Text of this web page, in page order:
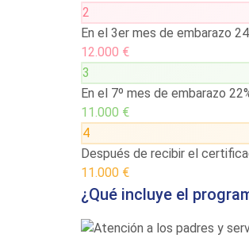
2
En el 3er mes de embarazo
12.000 €
3
En el 7º mes de embarazo
11.000 €
4
Después de recibir el
11.000 €
¿Qué incluye el